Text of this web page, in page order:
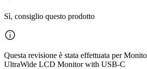
Sì, consiglio questo prodotto
Questa revisione è stata effettuata per
UltraWide LCD Monitor with USB-C